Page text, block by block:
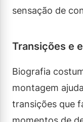
sensação de
Transições e
Biografia
montagem
transições que